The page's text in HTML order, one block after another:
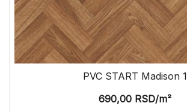
PVC START Madison 1
690,00RSD/m²